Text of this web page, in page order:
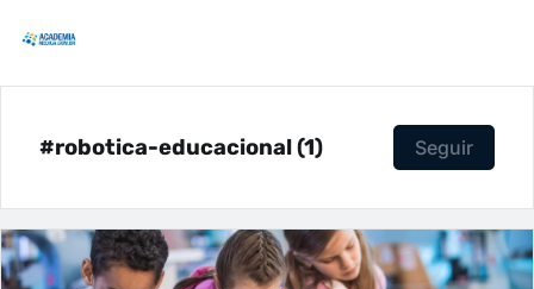
#robotica-educacional (1) Seguir